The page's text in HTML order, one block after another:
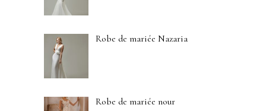
Robe de mariée Nazaria
Robe de mariée nour